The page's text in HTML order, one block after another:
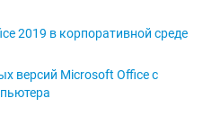
2019 в корпоративной среде
версий Microsoft Office с